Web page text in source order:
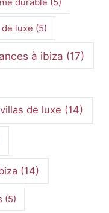
durable (5)
luxe (5)
à ibiza (17)
villas de luxe (14)
(14)
(5)